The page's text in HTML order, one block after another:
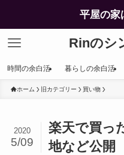
平屋の家
Rinのシ
時間の余白活 暮らしの余白活
ホーム 旧カテゴリー 買い物
楽天で買っ
地など公開
2020
5/09